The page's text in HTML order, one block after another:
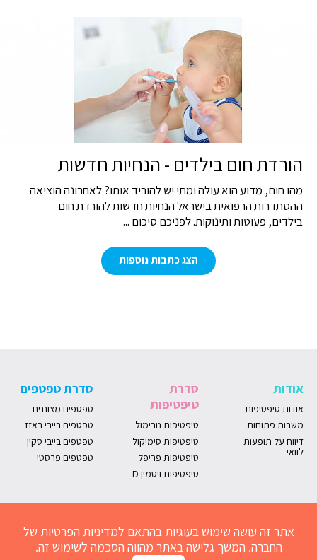
אתר זה עושה שימוש בעוגיות בהתאם למדיניות הפרטיות של
החברה. המשך גלישה באתר מהווה הסכמה לשימוש זה.
הורדת חום בילדים - הנחיות חדשות
מהו חום, מדוע הוא עולה ומתי יש להוריד אותו? לאחרונה הוציאה
ההסתדרות הרפואית בישראל הנחיות חדשות להורדת חום
בילדים, פעוטות ותינוקות. לפניכם סיכום ...
הצג כתבות נוספות
אודות
אודות טיפטיפות
משרות פתוחות
דיווח על תופעות
לוואי
סדרת
טיפטיפות
טיפטיפות נובימול
טיפטיפות סימיקול
טיפטיפות פריפל
טיפטיפות ויטמין D
סדרת טפטפים
טפטפים מצוננים
טפטפים בייבי באזז
טפטפים בייבי סקין
טפטפים פרסטי